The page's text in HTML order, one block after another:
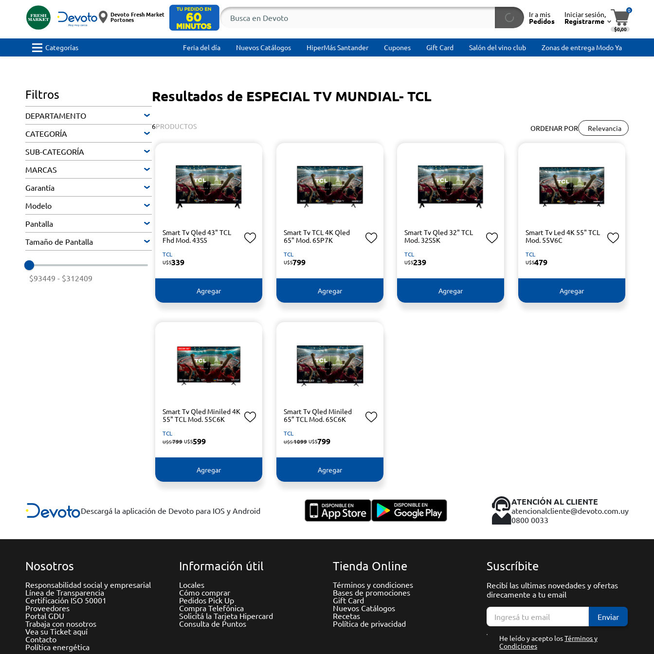
Devoto Fresh Market
Portones
Ir a mis
Pedidos
Iniciar sesión,
Registrarme
0
$0,00
Categorías Feria del día Nuevos Catálogos HiperMás Santander Cupones Gift Card Salón del vino club Zonas de entrega Modo Ya
Filtros
DEPARTAMENTO
CATEGORÍA
SUB-CATEGORÍA
MARCAS
Garantía
Modelo
Pantalla
Tamaño de Pantalla
$93449 - $312409
Resultados de ESPECIAL TV MUNDIAL- TCL
ORDENAR POR Relevancia
6PRODUCTOS
Smart Tv Qled 43" TCL
Fhd Mod. 43S5
TCL
U$S339
Agregar
Smart Tv TCL 4K Qled
65" Mod. 65P7K
TCL
U$S799
Agregar
Smart Tv Qled 32" TCL
Mod. 32S5K
TCL
U$S239
Agregar
Smart Tv Led 4K 55" TCL
Mod. 55V6C
TCL
U$S479
Agregar
Smart Tv Qled Miniled 4K
55" TCL Mod. 55C6K
TCL
U$S799 U$S599
Agregar
Smart Tv Qled Miniled
65” TCL Mod. 65C6K
TCL
U$S1099 U$S799
Agregar
Descargá la aplicación de Devoto para IOS y Android
ATENCIÓN AL CLIENTE
atencionalcliente@devoto.com.uy
0800 0033
Nosotros
Responsabilidad social y empresarial
Línea de Transparencia
Certificación ISO 50001
Proveedores
Portal GDU
Trabaja con nosotros
Vea su Ticket aquí
Contacto
Política energética
Información útil
Locales
Cómo comprar
Pedidos Pick Up
Compra Telefónica
Solicitá la Tarjeta Hipercard
Consulta de Puntos
Tienda Online
Términos y condiciones
Bases de promociones
Gift Card
Nuevos Catálogos
Recetas
Política de privacidad
Suscríbite
Recibí las ultimas novedades y ofertas
direcamente a tu email
Enviar
He leído y acepto losTérminos y
Condiciones